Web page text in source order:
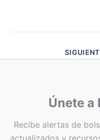
Únete a
Recibe alertas de